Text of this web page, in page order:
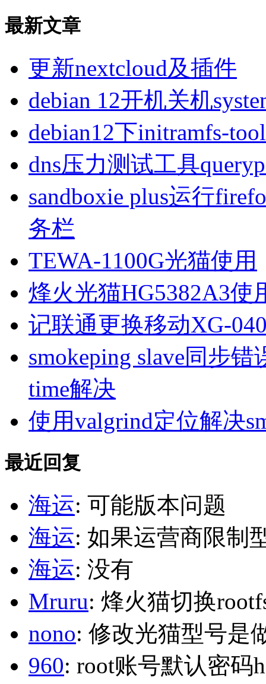
最新文章
更新nextcloud及插件
debian 12开机关机
debian12下initramfs-
dns压力测试工具
sandboxie plus运行
务栏
TEWA-1100G光猫使用
烽火光猫HG5382A3使
记联通更换移动XG-
smokeping slave同步错
time解决
使用valgrind定位解决
最近回复
海运: 可能版本问题
海运: 如果运营商限制
海运: 没有
Mruru: 烽火猫切换
nono: 修改光猫型号是
960: root账号默认密码